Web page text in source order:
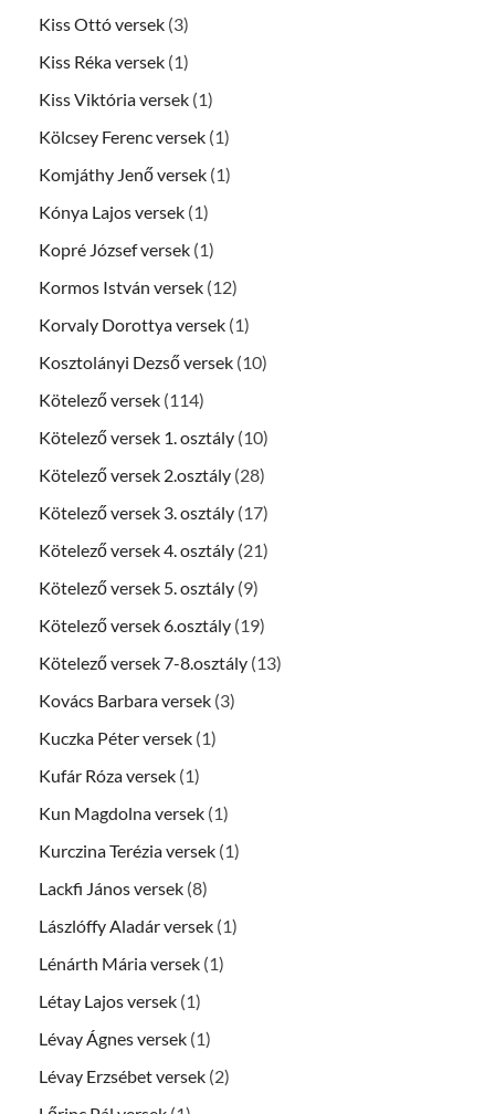
Kiss Ottó versek (3)
Kiss Réka versek (1)
Kiss Viktória versek (1)
Kölcsey Ferenc versek (1)
Komjáthy Jenő versek (1)
Kónya Lajos versek (1)
Kopré József versek (1)
Kormos István versek (12)
Korvaly Dorottya versek (1)
Kosztolányi Dezső versek (10)
Kötelező versek (114)
Kötelező versek 1. osztály (10)
Kötelező versek 2.osztály (28)
Kötelező versek 3. osztály (17)
Kötelező versek 4. osztály (21)
Kötelező versek 5. osztály (9)
Kötelező versek 6.osztály (19)
Kötelező versek 7-8.osztály (13)
Kovács Barbara versek (3)
Kuczka Péter versek (1)
Kufár Róza versek (1)
Kun Magdolna versek (1)
Kurczina Terézia versek (1)
Lackfi János versek (8)
Lászlóffy Aladár versek (1)
Lénárth Mária versek (1)
Létay Lajos versek (1)
Lévay Ágnes versek (1)
Lévay Erzsébet versek (2)